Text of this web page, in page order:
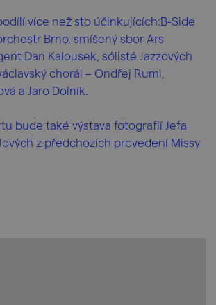
více než sto účinkujících:B-Side
Brno, smíšený sbor Ars
Dan Kalousek, sólisté Jazzových
chorál – Ondřej Ruml,
a Jaro Dolník.
bude také výstava fotografií Jefa
z předchozích provedení Missy